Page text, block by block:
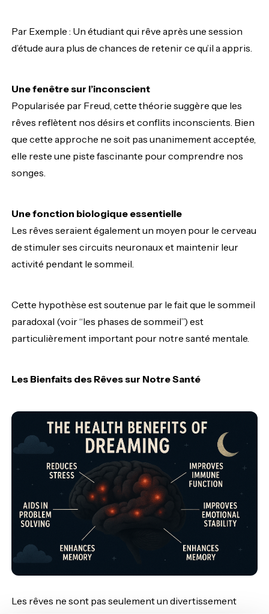
Par Exemple : Un étudiant qui rêve après une session
d’étude aura plus de chances de retenir ce qu’il a appris.
Une fenêtre sur l’inconscient
Popularisée par Freud, cette théorie suggère que les
rêves reflètent nos désirs et conflits inconscients. Bien
que cette approche ne soit pas unanimement acceptée,
elle reste une piste fascinante pour comprendre nos
songes.
Une fonction biologique essentielle
Les rêves seraient également un moyen pour le cerveau
de stimuler ses circuits neuronaux et maintenir leur
activité pendant le sommeil.
Cette hypothèse est soutenue par le fait que le sommeil
paradoxal (voir “les phases de sommeil”) est
particulièrement important pour notre santé mentale.
Les Bienfaits des Rêves sur Notre Santé
Les rêves ne sont pas seulement un divertissement